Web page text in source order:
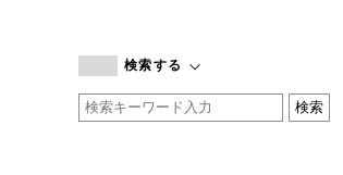
by basics
CATWORTH
検索する